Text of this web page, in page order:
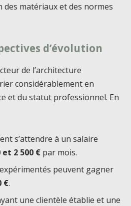
matériaux et des normes
d’évolution
de l’architecture
considérablement en
et du statut professionnel. En
s’attendre à un salaire
et 2 500 € par mois.
peuvent gagner
€.
une clientèle établie et une